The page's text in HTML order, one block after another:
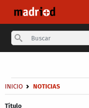
Breadcrumb
INICIO NOTICIAS
Título